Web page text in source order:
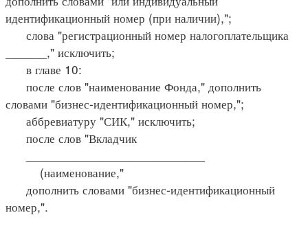
идентификационный номер (при наличии),";
слова "регистрационный номер налогоплательщика
______," исключить;
в главе 10:
после слов "наименование Фонда," дополнить
словами "бизнес-идентификационный номер,";
аббревиатуру "СИК," исключить;
после слов "Вкладчик
(наименование,"
дополнить словами "бизнес-идентификационный
номер,".